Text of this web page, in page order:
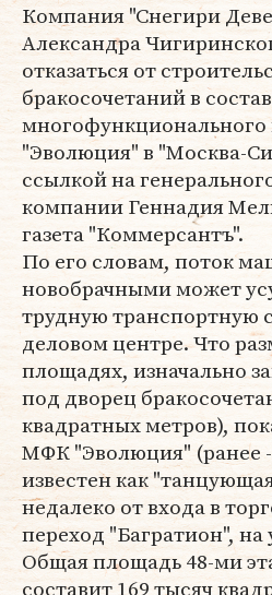
Компания "Снегири
Александра
отказаться от
бракосочетаний в
многофункционального
"Эволюция" в "Москва-
ссылкой на
компании Геннадия
газета "Коммерсантъ".
По его словам, поток
новобрачными может
трудную транспортную
деловом центре. Что
площадях, изначально
под дворец
квадратных метров),
МФК "Эволюция" (ранее -
известен как
недалеко от входа в
переход "Багратион",
Общая площадь 48-ми
составит 169 тысяч